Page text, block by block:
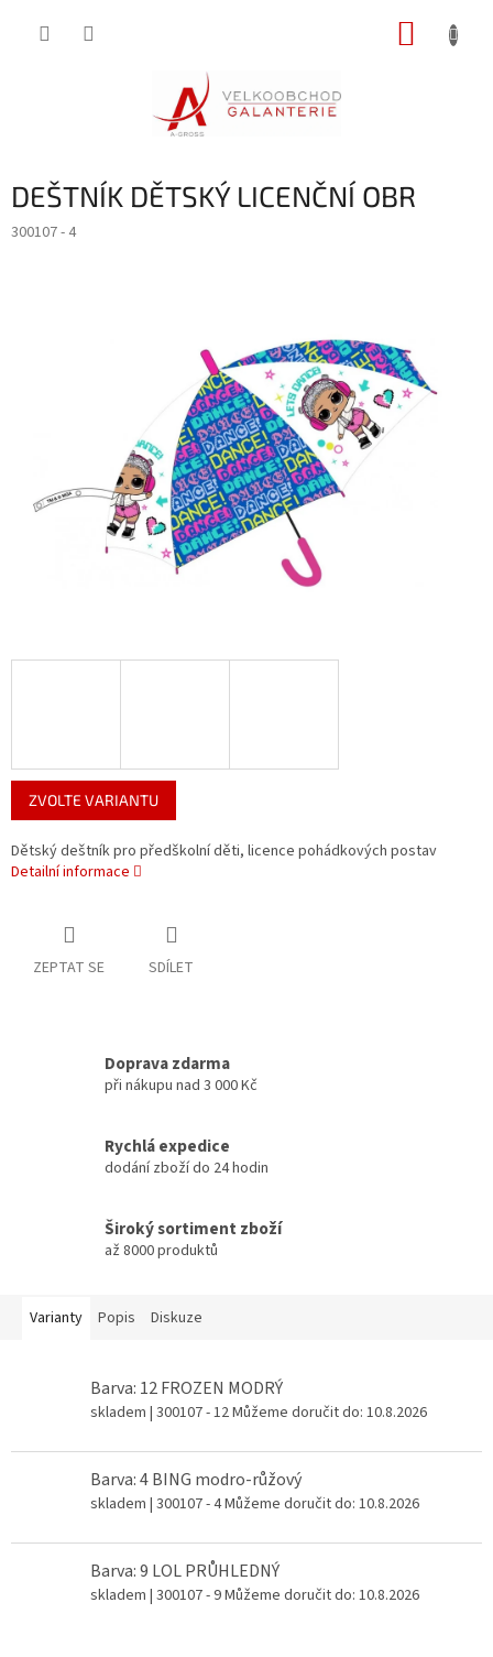
DEŠTNÍK DĚTSKÝ LICENČNÍ OBR
300107 - 4
ZVOLTE VARIANTU
Dětský deštník pro předškolní děti, licence pohádkových postav
Detailní informace
ZEPTAT SE SDÍLET
Doprava zdarma
při nákupu nad 3 000 Kč
Rychlá expedice
dodání zboží do 24 hodin
Široký sortiment zboží
až 8000 produktů
Varianty Popis Diskuze
Barva: 12 FROZEN MODRÝ
skladem | 300107 - 12Můžeme doručit do: 10.8.2026
Barva: 4 BING modro-růžový
skladem | 300107 - 4Můžeme doručit do: 10.8.2026
Barva: 9 LOL PRŮHLEDNÝ
skladem | 300107 - 9Můžeme doručit do: 10.8.2026